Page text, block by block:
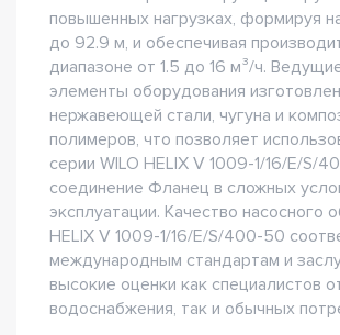
повышенных нагрузках, формируя
до 92.9 м, и обеспечивая
диапазоне от 1.5 до 16 м³/ч.
элементы оборудования
нержавеющей стали, чугуна и
полимеров, что позволяет
серии WILO HELIX V 1009-1/16/E/S/
соединение Фланец в сложных
эксплуатации. Качество насосного
HELIX V 1009-1/16/E/S/400-50
международным стандартам и
высокие оценки как специалистов
водоснабжения, так и обычных